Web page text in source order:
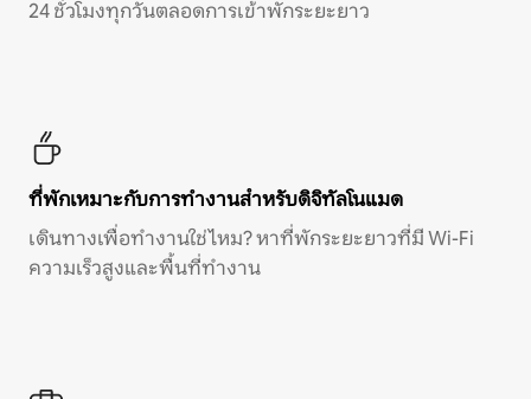
24 ชั่วโมงทุกวันตลอดการเข้าพักระยะยาว
ที่พักเหมาะกับการทำงานสำหรับดิจิทัลโนแมด
เดินทางเพื่อทำงานใช่ไหม? หาที่พักระยะยาวที่มี Wi-Fi
ความเร็วสูงและพื้นที่ทำงาน